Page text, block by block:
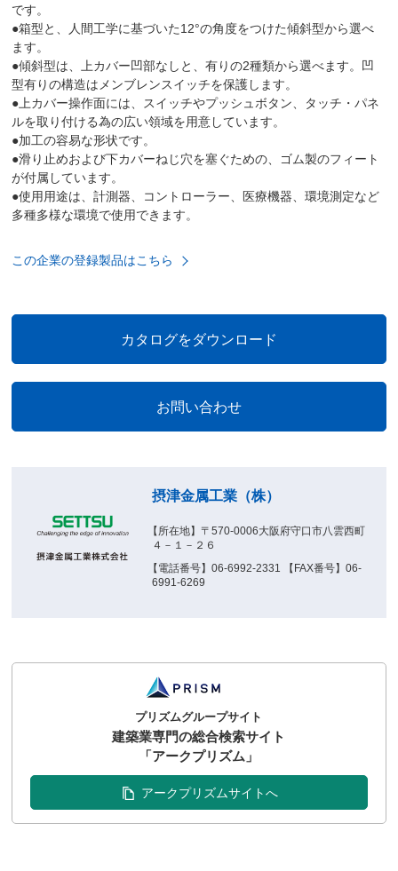
です。
●箱型と、人間工学に基づいた12°の角度をつけた傾斜型から選べ
ます。
●傾斜型は、上カバー凹部なしと、有りの2種類から選べます。凹
型有りの構造はメンブレンスイッチを保護します。
●上カバー操作面には、スイッチやプッシュボタン、タッチ・パネ
ルを取り付ける為の広い領域を用意しています。
●加工の容易な形状です。
●滑り止めおよび下カバーねじ穴を塞ぐための、ゴム製のフィート
が付属しています。
●使用用途は、計測器、コントローラー、医療機器、環境測定など
多種多様な環境で使用できます。
この企業の登録製品はこちら
摂津金属工業（株）
【所在地】〒570-0006大阪府守口市八雲西町
４－１－２６
【電話番号】06-6992-2331 【FAX番号】06-
6991-6269
プリズムグループサイト
建築業専門の総合検索サイト
「アークプリズム」
アークプリズムサイトへ